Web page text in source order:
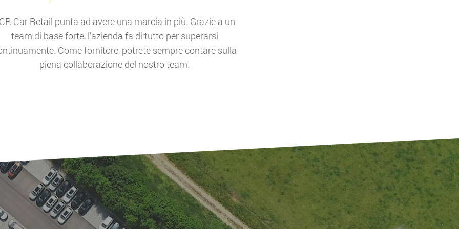
Car Retail punta ad avere una marcia in più. Grazie a un
team di base forte, l’azienda fa di tutto per superarsi
Come fornitore, potrete sempre contare sulla
piena collaborazione del nostro team.